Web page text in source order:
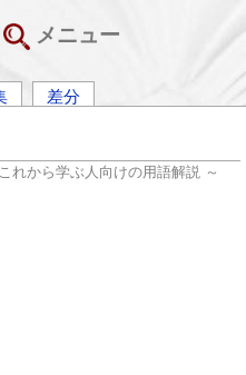
メニュー
差分
れから学ぶ人向けの用語解説 ～